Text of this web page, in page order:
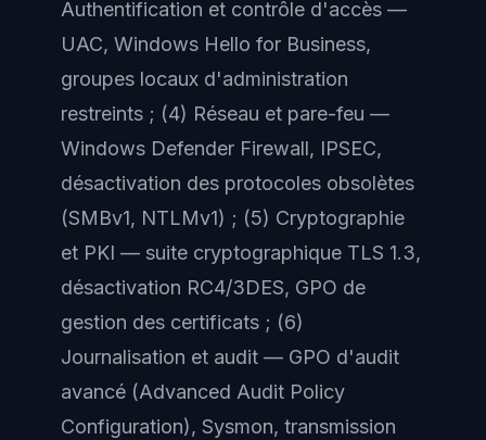
Authentification et contrôle d'accès —
UAC, Windows Hello for Business,
groupes locaux d'administration
restreints ; (4) Réseau et pare-feu —
Windows Defender Firewall, IPSEC,
désactivation des protocoles obsolètes
(SMBv1, NTLMv1) ; (5) Cryptographie
et PKI — suite cryptographique TLS 1.3,
désactivation RC4/3DES, GPO de
gestion des certificats ; (6)
Journalisation et audit — GPO d'audit
avancé (Advanced Audit Policy
Configuration), Sysmon, transmission